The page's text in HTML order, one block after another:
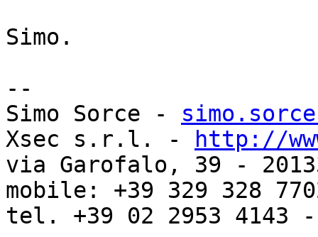
Simo.
--
Simo Sorce -
Xsec s.r.l. -
http://
via Garofalo, 39 -
mobile: +39 329 328
tel. +39 02 2953 4143